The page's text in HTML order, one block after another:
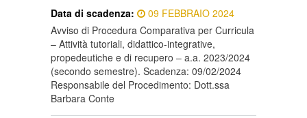
Data di scadenza:
09 FEBBRAIO 2024
Avviso di Procedura Comparativa per Curricula
– Attività tutoriali, didattico-integrative,
propedeutiche e di recupero – a.a. 2023/2024
(secondo semestre). Scadenza: 09/02/2024
Responsabile del Procedimento: Dott.ssa
Barbara Conte